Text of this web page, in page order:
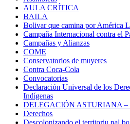
AULA CRÍTICA
BAILA
Bolivar que camina por América
Campaña Internacional contra el
Campañas y Alianzas
COME
Conservatorios de muyeres
Contra Coca-Cola
Convocatorias
Declaración Universal de los
Indígenas
DELEGACIÓN ASTURIANA
Derechos
Descolonizando el territoriu pal